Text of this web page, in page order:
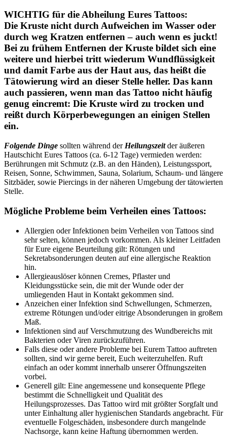
WICHTIG für die Abheilung Eures Tattoos:
Die Kruste nicht durch Aufweichen im Wasser oder
durch weg Kratzen entfernen – auch wenn es juckt!
Bei zu frühem Entfernen der Kruste bildet sich eine
weitere und hierbei tritt wiederum Wundflüssigkeit
und damit Farbe aus der Haut aus, das heißt die
Tätowierung wird an dieser Stelle heller. Das kann
auch passieren, wenn man das Tattoo nicht häufig
genug eincremt: Die Kruste wird zu trocken und
reißt durch Körperbewegungen an einigen Stellen
ein.
Folgende Dinge sollten während der Heilungszeitder äußeren
Hautschicht Eures Tattoos (ca. 6-12 Tage) vermieden werden:
Berührungen mit Schmutz (z.B. an den Händen), Leistungssport,
Reisen, Sonne, Schwimmen, Sauna, Solarium, Schaum- und längere
Sitzbäder, sowie Piercings in der näheren Umgebung der tätowierten
Stelle.
Mögliche Probleme beim Verheilen eines Tattoos:
Allergien oder Infektionen beim Verheilen von Tattoos sind
sehr selten, können jedoch vorkommen. Als kleiner Leitfaden
für Eure eigene Beurteilung gilt: Rötungen und
Sekretabsonderungen deuten auf eine allergische Reaktion
hin.
Allergieauslöser können Cremes, Pflaster und
Kleidungsstücke sein, die mit der Wunde oder der
umliegenden Haut in Kontakt gekommen sind.
Anzeichen einer Infektion sind Schwellungen, Schmerzen,
extreme Rötungen und/oder eitrige Absonderungen in großem
Maß.
Infektionen sind auf Verschmutzung des Wundbereichs mit
Bakterien oder Viren zurückzuführen.
Falls diese oder andere Probleme bei Eurem Tattoo auftreten
sollten, sind wir gerne bereit, Euch weiterzuhelfen. Ruft
einfach an oder kommt innerhalb unserer Öffnungszeiten
vorbei.
Generell gilt: Eine angemessene und konsequente Pflege
bestimmt die Schnelligkeit und Qualität des
Heilungsprozesses. Das Tattoo wird mit größter Sorgfalt und
unter Einhaltung aller hygienischen Standards angebracht. Für
eventuelle Folgeschäden, insbesondere durch mangelnde
Nachsorge, kann keine Haftung übernommen werden.